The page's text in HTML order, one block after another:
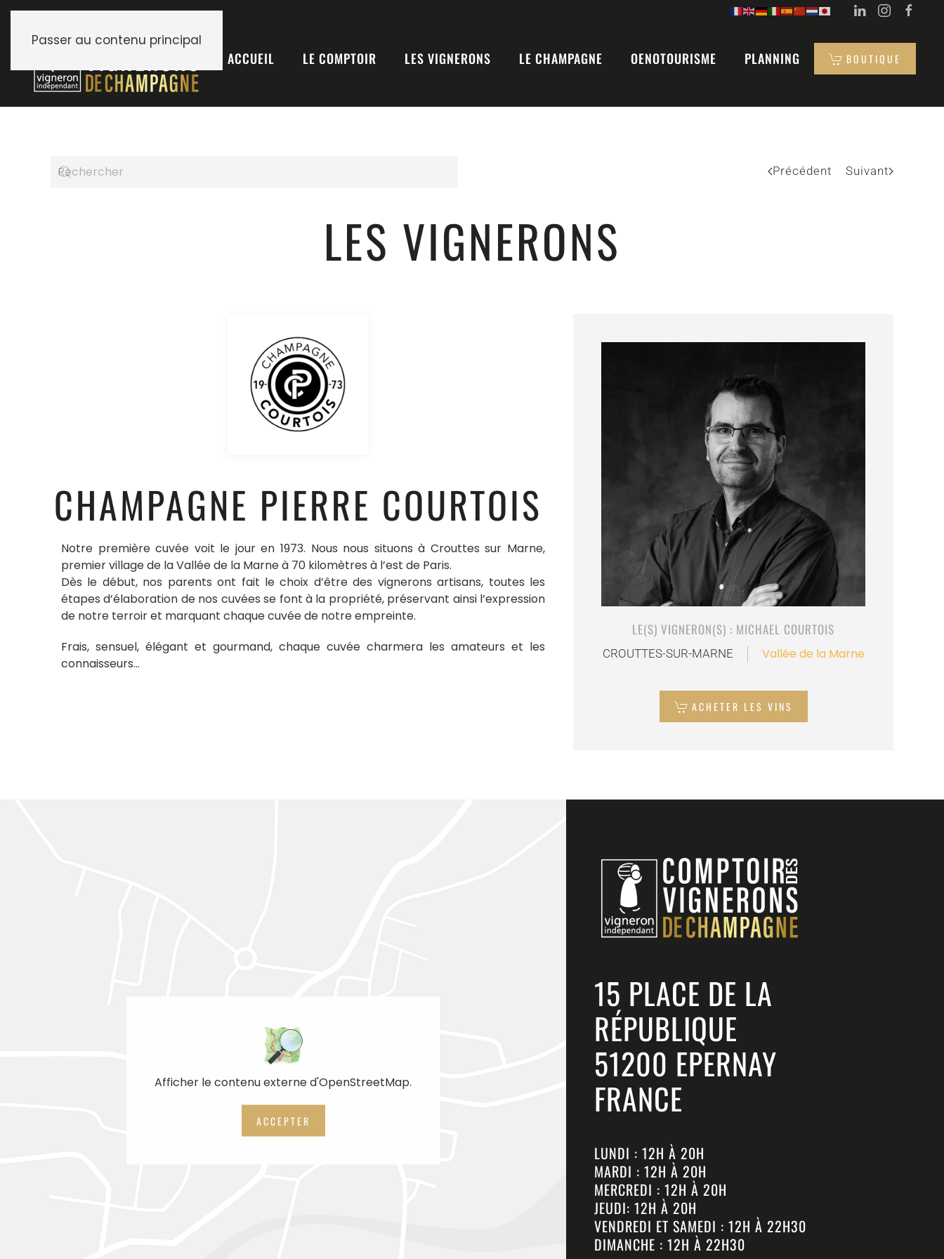
Passer au contenu principal
ACCUEIL LE COMPTOIR LES VIGNERONS LE CHAMPAGNE OENOTOURISME PLANNING BOUTIQUE
Précédent Suivant
LES VIGNERONS
CHAMPAGNE PIERRE COURTOIS
Notre première cuvée voit le jour en 1973. Nous nous situons à Crouttes sur Marne,
premier village de la Vallée de la Marne à 70 kilomètres à l’est de Paris.
Dès le début, nos parents ont fait le choix d’être des vignerons artisans, toutes les
étapes d’élaboration de nos cuvées se font à la propriété, préservant ainsi l’expression
de notre terroir et marquant chaque cuvée de notre empreinte.
Frais, sensuel, élégant et gourmand, chaque cuvée charmera les amateurs et les
connaisseurs…
LE(S) VIGNERON(S) : MICHAEL COURTOIS
CROUTTES-SUR-MARNE Vallée de la Marne
ACHETER LES VINS
Afficher le contenu externe d'OpenStreetMap.
ACCEPTER
15 PLACE DE LA
RÉPUBLIQUE
51200 EPERNAY
FRANCE
LUNDI : 12H À 20H
MARDI : 12H À 20H
MERCREDI : 12H À 20H
JEUDI: 12H À 20H
VENDREDI ET SAMEDI : 12H À 22H30
DIMANCHE : 12H À 22H30